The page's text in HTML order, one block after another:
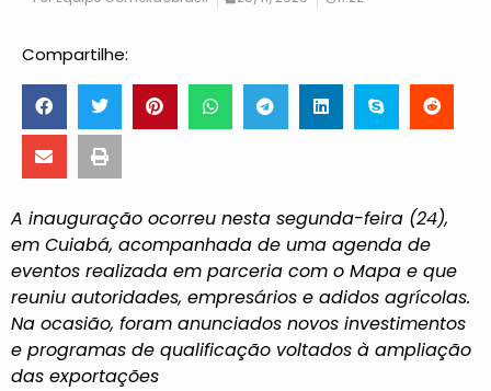
Compartilhe:
A inauguração ocorreu nesta segunda-feira (24),
em Cuiabá, acompanhada de uma agenda de
eventos realizada em parceria com o Mapa e que
reuniu autoridades, empresários e adidos agrícolas.
Na ocasião, foram anunciados novos investimentos
e programas de qualificação voltados à ampliação
das exportações